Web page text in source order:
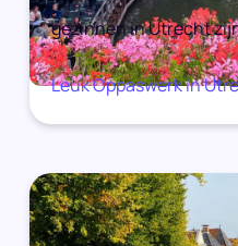
gezinnen in Utrecht
Leuk Oppaswerk in